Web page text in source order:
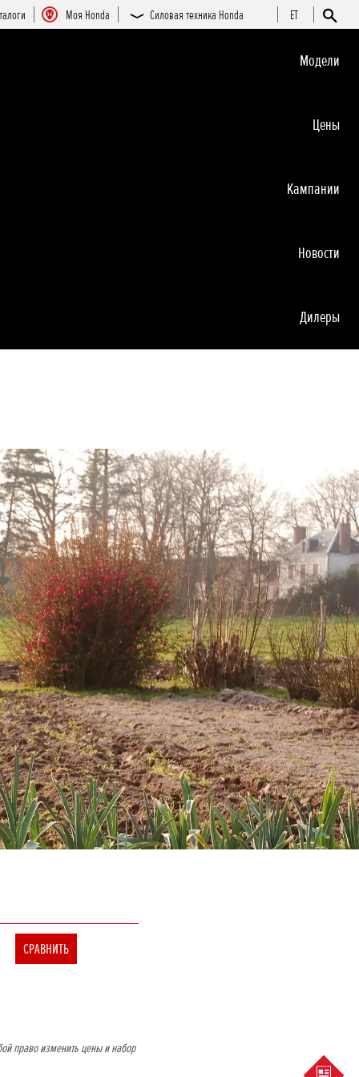
Moя Honda Силовая техника Honda ET
Moдeли
Цeны
Кампании
Новocти
Дилеры
СРАВНИТЬ
право изменить цены и набор